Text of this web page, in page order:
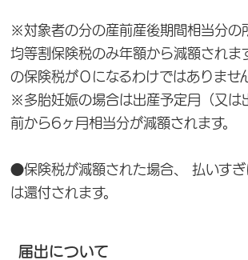
※対象者の分の産前産後期間相当分の
均等割保険税のみ年額から減額されま
の保険税が０になるわけではありませ
※多胎妊娠の場合は出産予定月（又は
前から6ヶ月相当分が減額されます。
●保険税が減額された場合、 払いすぎ
は還付されます。
届出について